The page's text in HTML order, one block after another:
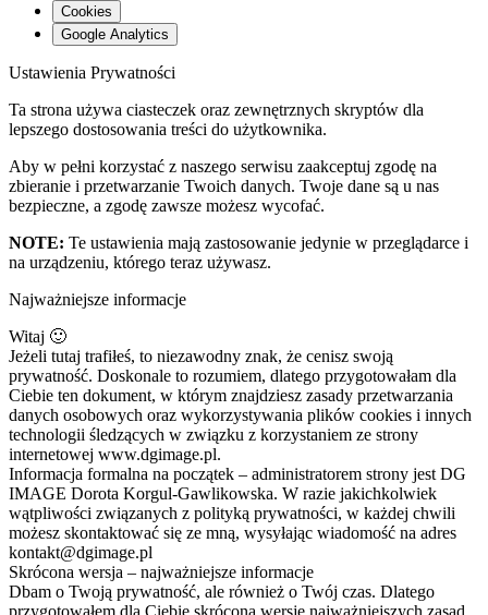
Cookies
Google Analytics
Ustawienia Prywatności
Ta strona używa ciasteczek oraz zewnętrznych skryptów dla
lepszego dostosowania treści do użytkownika.
Aby w pełni korzystać z naszego serwisu zaakceptuj zgodę na
zbieranie i przetwarzanie Twoich danych. Twoje dane są u nas
bezpieczne, a zgodę zawsze możesz wycofać.
NOTE: Te ustawienia mają zastosowanie jedynie w przeglądarce i
na urządzeniu, którego teraz używasz.
Najważniejsze informacje
Witaj 🙂
Jeżeli tutaj trafiłeś, to niezawodny znak, że cenisz swoją
prywatność. Doskonale to rozumiem, dlatego przygotowałam dla
Ciebie ten dokument, w którym znajdziesz zasady przetwarzania
danych osobowych oraz wykorzystywania plików cookies i innych
technologii śledzących w związku z korzystaniem ze strony
internetowej www.dgimage.pl.
Informacja formalna na początek – administratorem strony jest DG
IMAGE Dorota Korgul-Gawlikowska. W razie jakichkolwiek
wątpliwości związanych z polityką prywatności, w każdej chwili
możesz skontaktować się ze mną, wysyłając wiadomość na adres
kontakt@dgimage.pl
Skrócona wersja – najważniejsze informacje
Dbam o Twoją prywatność, ale również o Twój czas. Dlatego
przygotowałem dla Ciebie skróconą wersję najważniejszych zasad